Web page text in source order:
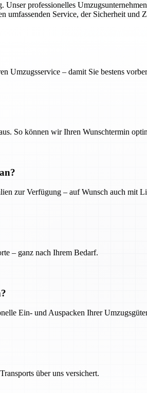
professionelles
umfassenden Service, der Sicherheit
Umzugsservice – damit Sie bestens
So können wir Ihren Wunschtermin
zur Verfügung – auf Wunsch auch mit
– ganz nach Ihrem Bedarf.
Ein- und Auspacken Ihrer
über uns versichert.